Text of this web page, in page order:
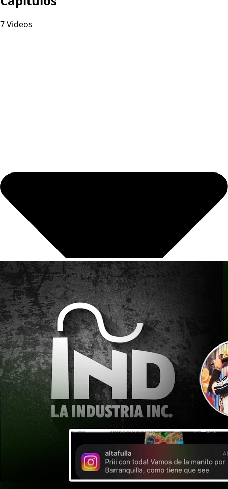
7 Videos